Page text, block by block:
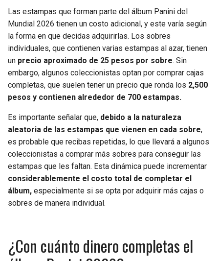
Las estampas que forman parte del álbum Panini del
Mundial 2026 tienen un costo adicional, y este varía según
la forma en que decidas adquirirlas. Los sobres
individuales, que contienen varias estampas al azar, tienen
un precio aproximado de 25 pesos por sobre. Sin
embargo, algunos coleccionistas optan por comprar cajas
completas, que suelen tener un precio que ronda los 2,500
pesos y contienen alrededor de 700 estampas.
Es importante señalar que, debido a la naturaleza
aleatoria de las estampas que vienen en cada sobre,
es probable que recibas repetidas, lo que llevará a algunos
coleccionistas a comprar más sobres para conseguir las
estampas que les faltan. Esta dinámica puede incrementar
considerablemente el costo total de completar el
álbum, especialmente si se opta por adquirir más cajas o
sobres de manera individual.
¿Con cuánto dinero completas el